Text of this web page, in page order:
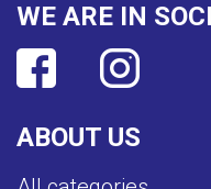
ABOUT US
WE ARE IN